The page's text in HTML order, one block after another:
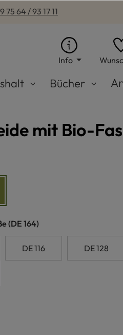
75 64 / 93 17 11
Info
Bücher
mit Bio-
auswählen
(DE 164)
DE 116 DE 128